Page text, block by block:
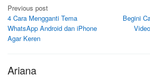
Post
navigation
Previous post
4 Cara Mengganti Tema
WhatsApp Android dan iPhone
Agar Keren
Begini
Ariana